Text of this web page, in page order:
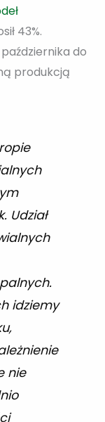
43%.
do
produkcją
Udział
idziemy
nie